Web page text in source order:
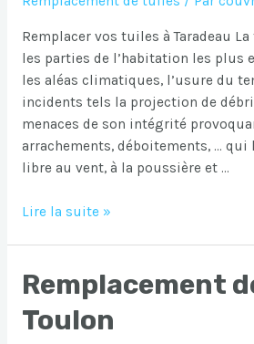
Remplacer vos tuiles à Taradeau
les parties de l’habitation les plus
les aléas climatiques, l’usure du
incidents tels la projection de
menaces de son intégrité
arrachements, déboitements, … qui
libre au vent, à la poussière et …
Remplacement
Taradeau
Lire la suite »
Remplacement
Toulon